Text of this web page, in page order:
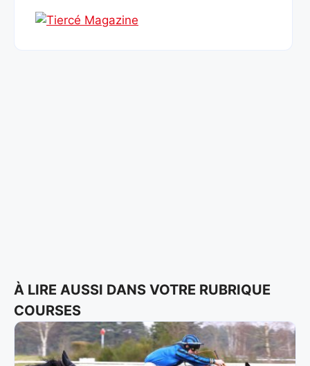
À LIRE AUSSI DANS VOTRE RUBRIQUE
COURSES